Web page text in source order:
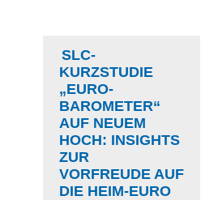
SLC-
KURZSTUDIE
„EURO-
BAROMETER“
AUF NEUEM
HOCH: INSIGHTS
ZUR
VORFREUDE AUF
DIE HEIM-EURO